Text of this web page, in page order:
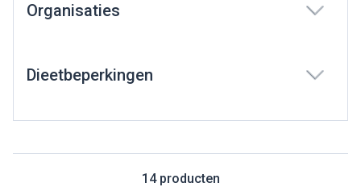
Organisaties
Dieetbeperkingen
14producten